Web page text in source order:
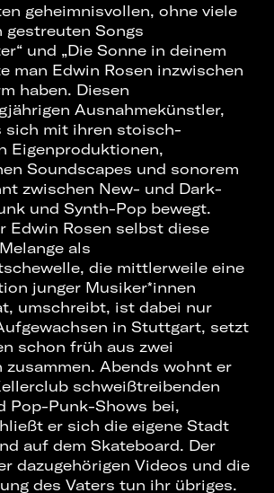
geheimnisvollen, ohne viele
gestreuten Songs
und „Die Sonne in deinem
man Edwin Rosen inzwischen
haben. Diesen
Ausnahmekünstler,
sich mit ihren stoisch-
Eigenproduktionen,
Soundscapes und sonorem
zwischen New- und Dark-
und Synth-Pop bewegt.
Edwin Rosen selbst diese
als
die mittlerweile eine
junger Musiker*innen
umschreibt, ist dabei nur
in Stuttgart, setzt
schon früh aus zwei
zusammen. Abends wohnt er
schweißtreibenden
Pop-Punk-Shows bei,
er sich die eigene Stadt
auf dem Skateboard. Der
dazugehörigen Videos und die
des Vaters tun ihr übriges.